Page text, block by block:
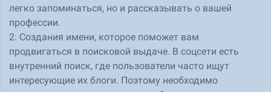
легко запоминаться, но и рассказывать о вашей
профессии.
2. Создания имени, которое поможет вам
продвигаться в поисковой выдаче. В соцсети есть
внутренний поиск, где пользователи часто ищут
интересующие их блоги. Поэтому необходимо